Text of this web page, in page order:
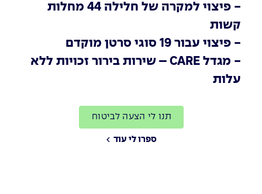
- פיצוי למקרה של חלילה 44 מחלות
קשות
- פיצוי עבור 19 סוגי סרטן מוקדם
- מגדל CARE – שירות בירור זכויות ללא
עלות
תנו לי הצעה לביטוח
ספרו לי עוד